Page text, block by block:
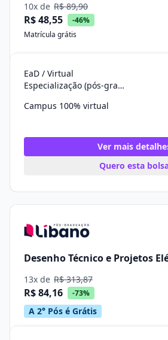
10x de R$ 89,90
R$ 48,55
-46%
Matrícula grátis
EaD / Virtual
Especialização (pós-graduação)
Campus 100% virtual
Ver mais
Quero esta
Desenho Técnico e Projetos
13x de R$ 313,87
R$ 84,16 -73%
A 2° Pós é Grátis